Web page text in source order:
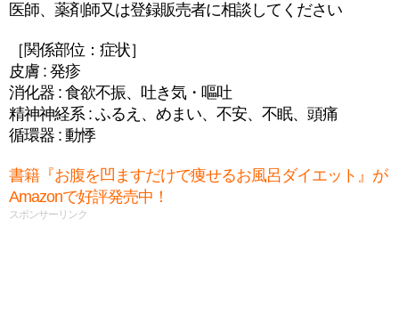
医師、薬剤師又は登録販売者に相談してください
［関係部位：症状］
皮膚 : 発疹
消化器 : 食欲不振、吐き気・嘔吐
精神神経系 : ふるえ、めまい、不安、不眠、頭痛
循環器 : 動悸
書籍『お腹を凹ますだけで痩せるお風呂ダイエット』が
Amazonで好評発売中！
スポンサーリンク